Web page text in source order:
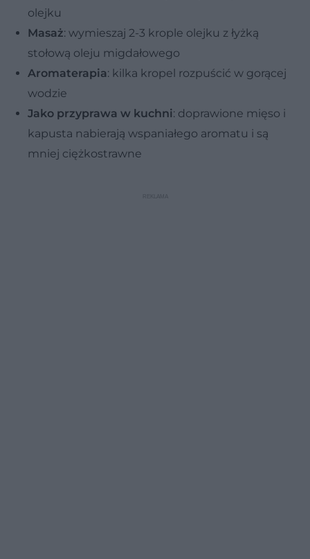
olejku
Masaż: wymieszaj 2-3 krople olejku z łyżką
stołową oleju migdałowego
Aromaterapia: kilka kropel rozpuścić w gorącej
wodzie
Jako przyprawa w kuchni: doprawione mięso i
kapusta nabierają wspaniałego aromatu i są
mniej ciężkostrawne